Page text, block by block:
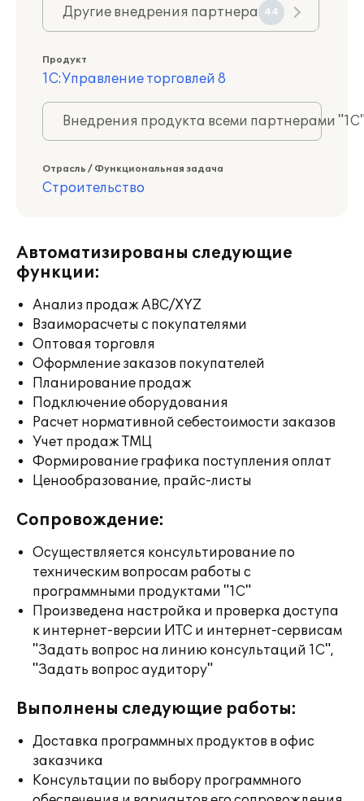
Другие внедрения партнера 44
Продукт
1С:Управление торговлей 8
Внедрения продукта всеми партнерами
Отрасль / Функциональная задача
Строительство
Автоматизированы следующие
функции:
Анализ продаж ABC/XYZ
Взаиморасчеты с покупателями
Оптовая торговля
Оформление заказов покупателей
Планирование продаж
Подключение оборудования
Расчет нормативной себестоимости заказов
Учет продаж ТМЦ
Формирование графика поступления оплат
Ценообразование, прайс-листы
Сопровождение:
Осуществляется консультирование по
техническим вопросам работы с
программными продуктами "1С"
Произведена настройка и проверка доступа
к интернет-версии ИТС и интернет-сервисам
"Задать вопрос на линию консультаций 1С",
"Задать вопрос аудитору"
Выполнены следующие работы:
Доставка программных продуктов в офис
заказчика
Консультации по выбору программного